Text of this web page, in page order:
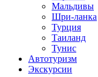
Мальдивы
Шри-ланка
Турция
Таиланд
Тунис
Автотуризм
Экскурсии